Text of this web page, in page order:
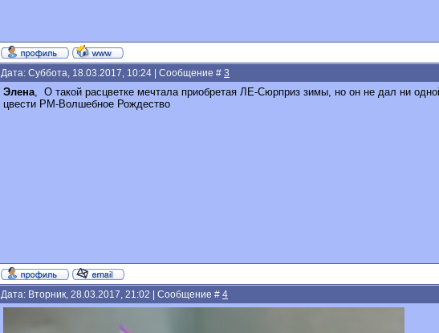
Дата: Суббота, 18.03.2017, 10:24 | Сообщение # 3
Элена
О такой расцветке мечтала приобретая ЛЕ-Сюрприз зимы, но он не дал ни
цвести РМ-Волшебное Рождество
Дата: Вторник, 28.03.2017, 21:02 | Сообщение # 4